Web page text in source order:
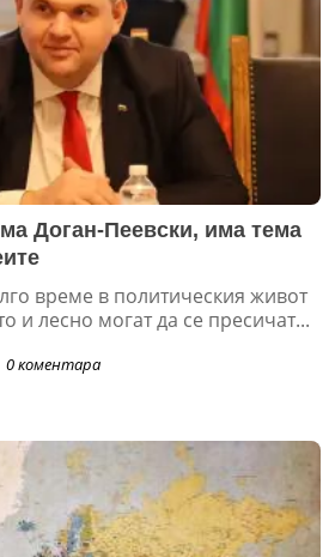
Доган-Пеевски, има тема
време в политическия живот
и лесно могат да се пресичат...
0коментара